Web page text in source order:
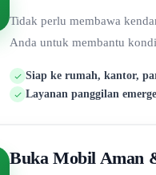
Tidak perlu membawa
Anda untuk membantu
Siap ke rumah, kantor,
Layanan panggilan
Buka Mobil Aman